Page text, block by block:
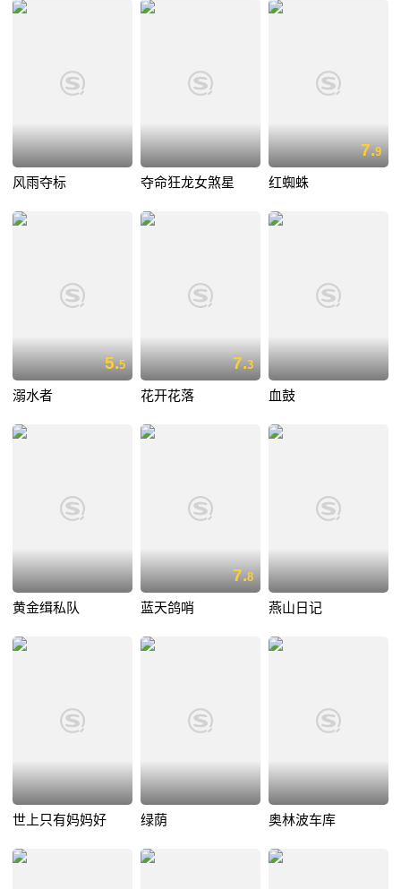
风雨夺标 夺命狂龙女煞星
7.9
红蜘蛛
5.5
溺水者
7.3
花开花落 血鼓
黄金缉私队
7.8
蓝天鸽哨 燕山日记
世上只有妈妈好 绿荫 奥林波车库